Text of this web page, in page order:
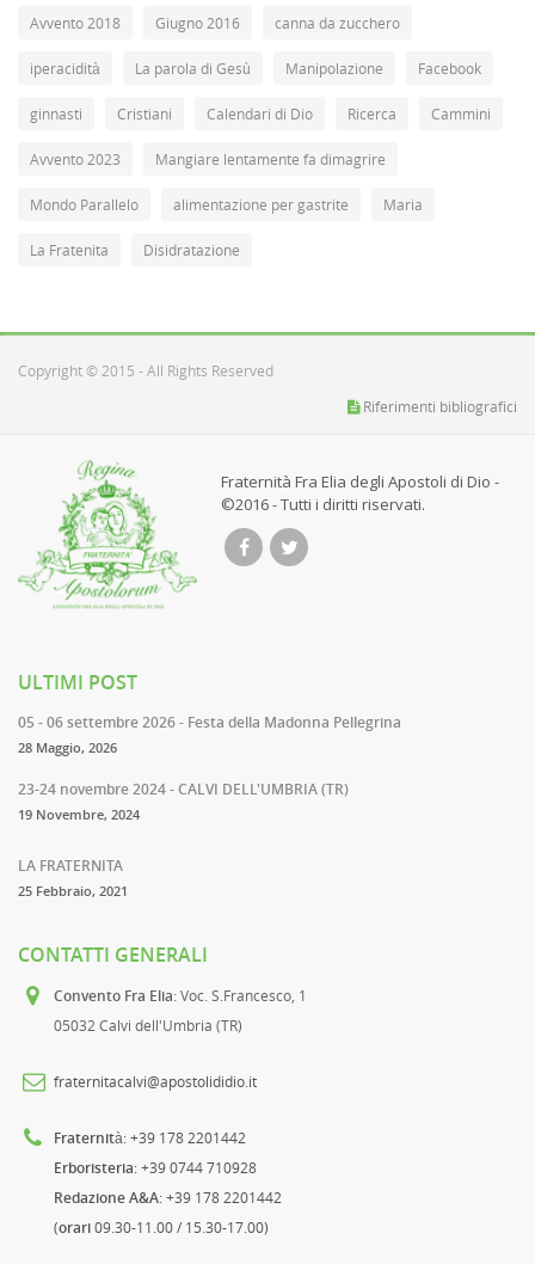
Avvento 2018 Giugno 2016 canna da zucchero
iperacidità La parola di Gesù Manipolazione Facebook
ginnasti Cristiani Calendari di Dio Ricerca Cammini
Avvento 2023 Mangiare lentamente fa dimagrire
Mondo Parallelo alimentazione per gastrite Maria
La Fratenita Disidratazione
Copyright © 2015 - All Rights Reserved
Riferimenti bibliografici
Fraternità Fra Elia degli Apostoli di Dio -
©2016 - Tutti i diritti riservati.
ULTIMI POST
05 - 06 settembre 2026 - Festa della Madonna Pellegrina
28 Maggio, 2026
23-24 novembre 2024 - CALVI DELL'UMBRIA (TR)
19 Novembre, 2024
LA FRATERNITA
25 Febbraio, 2021
CONTATTI GENERALI
Convento Fra Elia: Voc. S.Francesco, 1
05032 Calvi dell'Umbria (TR)
fraternitacalvi@apostolididio.it
Fraternità: +39 178 2201442
Erboristeria: +39 0744 710928
Redazione A&A: +39 178 2201442
(orari09.30-11.00 / 15.30-17.00)